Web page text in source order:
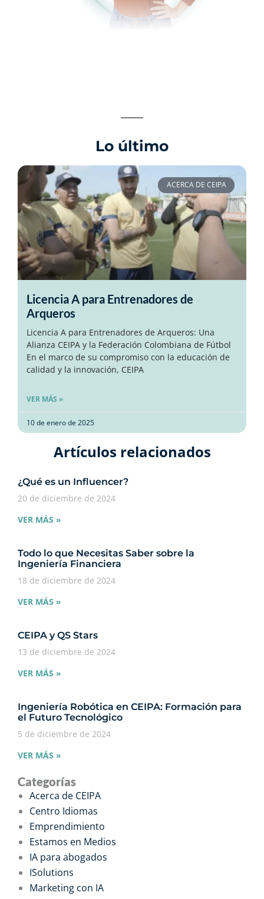
Lo último
ACERCA DE CEIPA
Licencia A para Entrenadores de
Arqueros
Licencia A para Entrenadores de Arqueros: Una
Alianza CEIPA y la Federación Colombiana de Fútbol
En el marco de su compromiso con la educación de
calidad y la innovación, CEIPA
VER MÁS »
10 de enero de 2025
Artículos relacionados​
¿Qué es un Influencer?
20 de diciembre de 2024
VER MÁS »
Todo lo que Necesitas Saber sobre la
Ingeniería Financiera
18 de diciembre de 2024
VER MÁS »
CEIPA y QS Stars
13 de diciembre de 2024
VER MÁS »
Ingeniería Robótica en CEIPA: Formación para
el Futuro Tecnológico
5 de diciembre de 2024
VER MÁS »
Categorías
Acerca de CEIPA
Centro Idiomas
Emprendimiento
Estamos en Medios
IA para abogados
ISolutions
Marketing con IA